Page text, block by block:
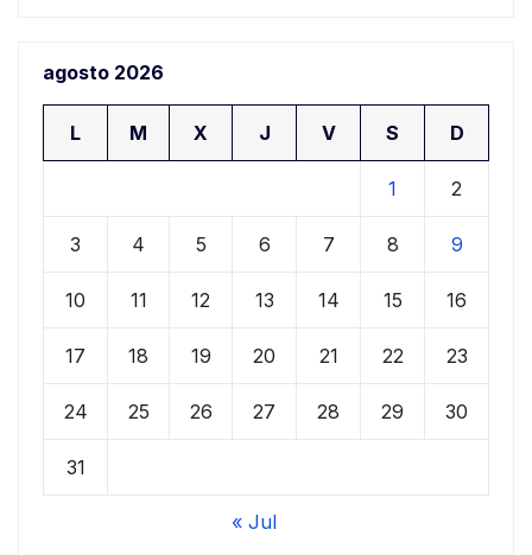
agosto 2026
L M X J V S D
1 2
3 4 5 6 7 8 9
10 11 12 13 14 15 16
17 18 19 20 21 22 23
24 25 26 27 28 29 30
31
« Jul